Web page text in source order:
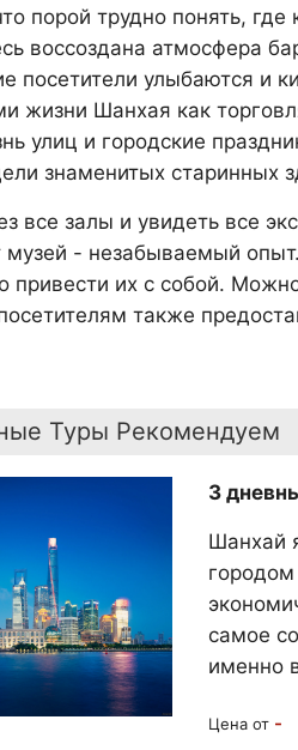
порой трудно понять,
воссоздана атмосфера
посетители улыбаются и
жизни Шанхая как
улиц и городские
знаменитых старинных
все залы и увидеть все
музей - незабываемый
привести их с собой.
также
Туры Рекомендуем
3
Шанхай
самое
именно
Цена от -